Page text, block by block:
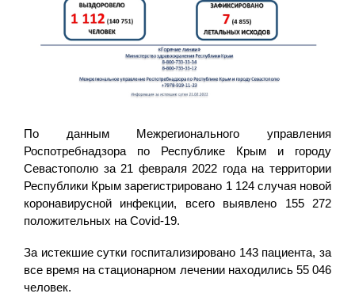
По данным Межрегионального управления
Роспотребнадзора по Республике Крым и городу
Севастополю за 21 февраля 2022 года на территории
Республики Крым зарегистрировано 1 124 случая новой
коронавирусной инфекции, всего выявлено 155 272
положительных на Covid-19.
За истекшие сутки госпитализировано 143 пациента, за
все время на стационарном лечении находились 55 046
человек.